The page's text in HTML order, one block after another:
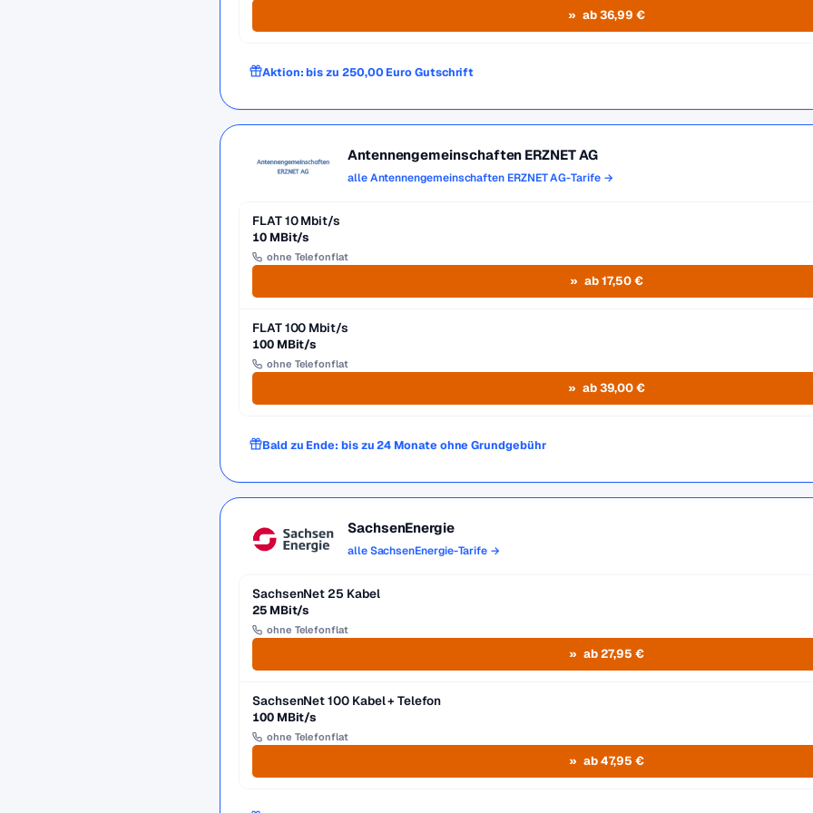
ab 36,99 €
Aktion: bis zu 250,00 Euro Gutschrift
Antennengemeinschaften ERZNET AG
alle Antennengemeinschaften ERZNET AG-Tarife →
FLAT 10 Mbit/s
10 MBit/s
ohne Telefonflat
ab 17,50 €
FLAT 100 Mbit/s
100 MBit/s
ohne Telefonflat
ab 39,00 €
Bald zu Ende: bis zu 24 Monate ohne Grundgebühr
SachsenEnergie
alle SachsenEnergie-Tarife →
SachsenNet 25 Kabel
25 MBit/s
ohne Telefonflat
ab 27,95 €
SachsenNet 100 Kabel + Telefon
100 MBit/s
ohne Telefonflat
ab 47,95 €